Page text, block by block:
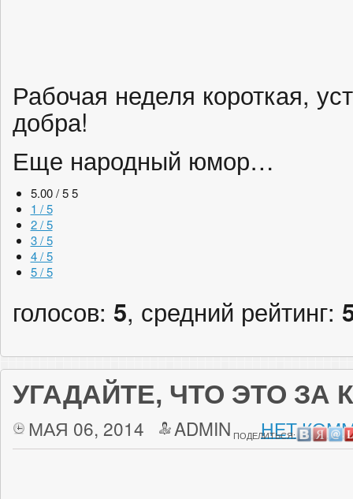
Рабочая неделя короткая,
добра!
Еще народный юмор…
5.00 / 5 5
1 / 5
2 / 5
3 / 5
4 / 5
5 / 5
голосов: 5, средний рейтинг:
УГАДАЙТЕ, ЧТО ЭТО ЗА
МАЯ 06, 2014 ADMIN НЕТ
ПОДЕЛИТЬСЯ: